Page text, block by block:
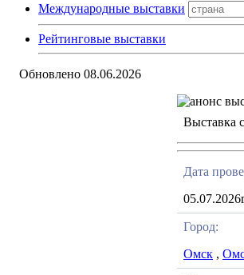
Международные выставки
Рейтинговые выставки
Обновлено 08.06.2026
Выставка
Дата
Город:
Омск ,